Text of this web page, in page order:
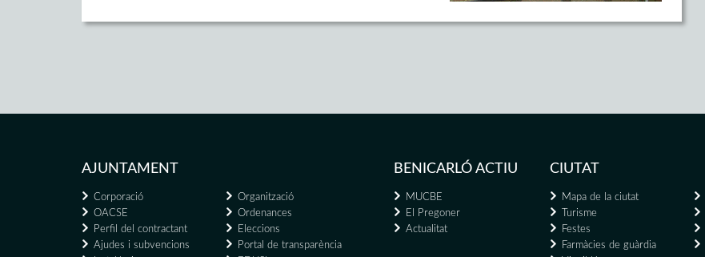
AJUNTAMENT
Corporació
Organització
OACSE
Ordenances
Perfil del contractant
Eleccions
Ajudes i subvencions
Portal de transparència
BENICARLÓ ACTIU
MUCBE
El Pregoner
Actualitat
CIUTAT
Mapa de la ciutat
Turisme
Festes
Farmàcies de guàrdia